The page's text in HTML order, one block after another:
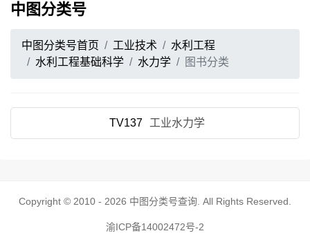
中图分类号
中图分类号首页 工业技术
水利工程
水利工程基础科学
水力学 图书分类
TV137 工业水力学
Copyright © 2010 - 2026 中图分类号查询 . All Rights Reserved.
渝ICP备14002472号-2